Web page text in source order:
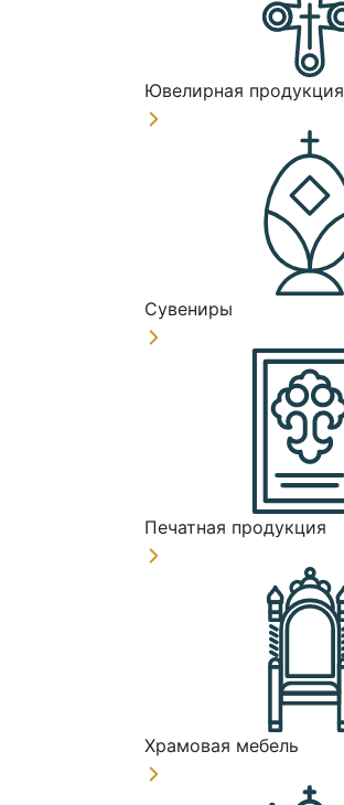
Ювелирная продукция
Сувениры
Печатная продукция
Храмовая мебель